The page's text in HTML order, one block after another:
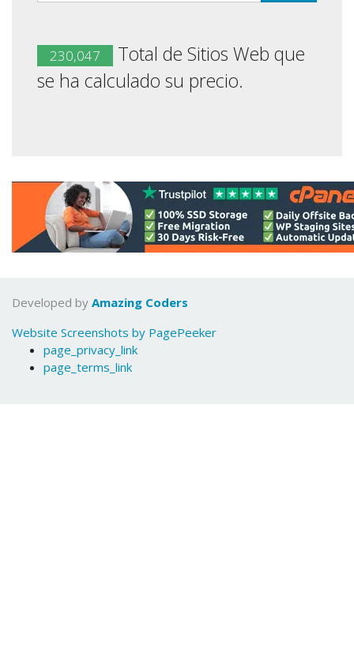
230,047
Total de Sitios Web que
se ha calculado su precio.
Developed by Amazing Coders
Website Screenshots by PagePeeker
page_privacy_link
page_terms_link